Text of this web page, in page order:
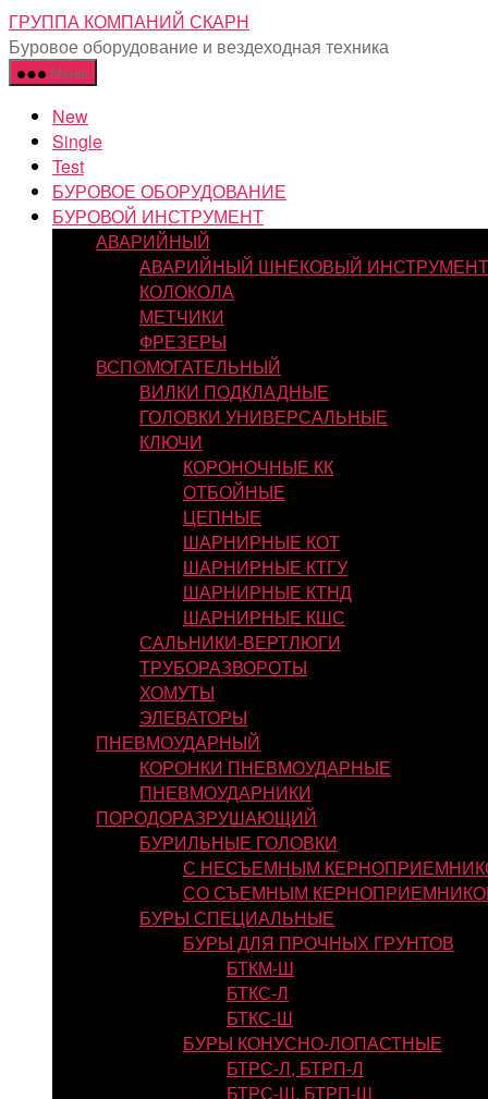
Перейти
к
содержимому
ГРУППА КОМПАНИЙ СКАРН
Буровое оборудование и вездеходная техника
Меню
New
Single
Test
БУРОВОЕ ОБОРУДОВАНИЕ
БУРОВОЙ ИНСТРУМЕНТ
АВАРИЙНЫЙ
АВАРИЙНЫЙ ШНЕКОВЫЙ ИНСТРУМЕНТ
КОЛОКОЛА
МЕТЧИКИ
ФРЕЗЕРЫ
ВСПОМОГАТЕЛЬНЫЙ
ВИЛКИ ПОДКЛАДНЫЕ
ГОЛОВКИ УНИВЕРСАЛЬНЫЕ
КЛЮЧИ
КОРОНОЧНЫЕ КК
ОТБОЙНЫЕ
ЦЕПНЫЕ
ШАРНИРНЫЕ КОТ
ШАРНИРНЫЕ КТГУ
ШАРНИРНЫЕ КТНД
ШАРНИРНЫЕ КШС
САЛЬНИКИ-ВЕРТЛЮГИ
ТРУБОРАЗВОРОТЫ
ХОМУТЫ
ЭЛЕВАТОРЫ
ПНЕВМОУДАРНЫЙ
КОРОНКИ ПНЕВМОУДАРНЫЕ
ПНЕВМОУДАРНИКИ
ПОРОДОРАЗРУШАЮЩИЙ
БУРИЛЬНЫЕ ГОЛОВКИ
С НЕСЪЕМНЫМ
СО СЪЕМНЫМ
БУРЫ СПЕЦИАЛЬНЫЕ
БУРЫ ДЛЯ ПРОЧНЫХ ГРУНТОВ
БТКМ-Ш
БТКС-Л
БТКС-Ш
БУРЫ КОНУСНО-ЛОПАСТНЫЕ
БТРС-Л, БТРП-Л
БТРС-Ш, БТРП-Ш